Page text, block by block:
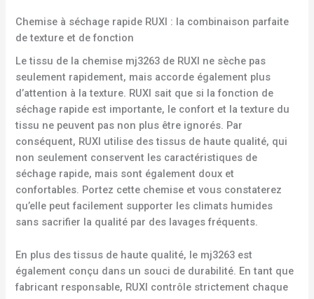
Chemise à séchage rapide RUXI : la combinaison parfaite
de texture et de fonction
Le tissu de la chemise mj3263 de RUXI ne sèche pas
seulement rapidement, mais accorde également plus
d’attention à la texture. RUXI sait que si la fonction de
séchage rapide est importante, le confort et la texture du
tissu ne peuvent pas non plus être ignorés. Par
conséquent, RUXI utilise des tissus de haute qualité, qui
non seulement conservent les caractéristiques de
séchage rapide, mais sont également doux et
confortables. Portez cette chemise et vous constaterez
qu’elle peut facilement supporter les climats humides
sans sacrifier la qualité par des lavages fréquents.
En plus des tissus de haute qualité, le mj3263 est
également conçu dans un souci de durabilité. En tant que
fabricant responsable, RUXI contrôle strictement chaque